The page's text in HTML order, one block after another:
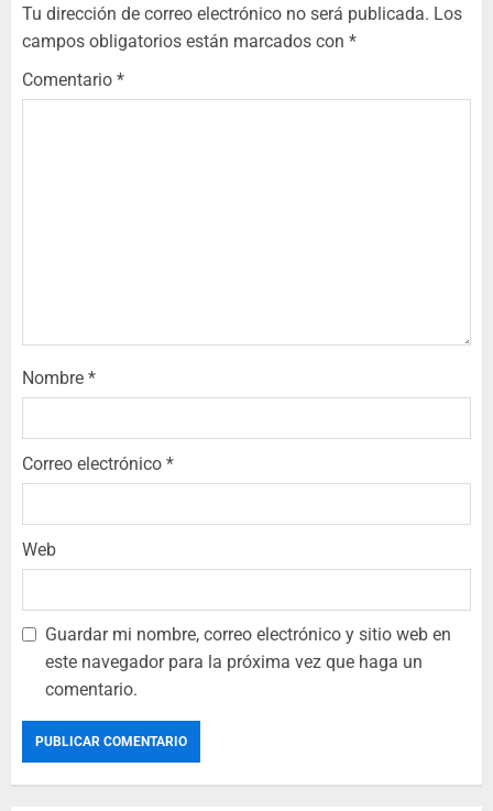
Tu dirección de correo electrónico no será publicada. Los
campos obligatorios están marcados con *
Comentario *
Nombre *
Correo electrónico *
Web
Guardar mi nombre, correo electrónico y sitio web en
este navegador para la próxima vez que haga un
comentario.